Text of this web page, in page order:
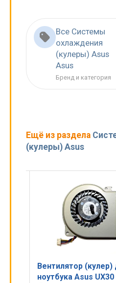
Все Системы
охлаждения
(кулеры) Asus
Asus
Бренд и категория
Ещё из раздела
(кулеры) Asus
Вентилятор (кулер)
ноутбука Asus UX30